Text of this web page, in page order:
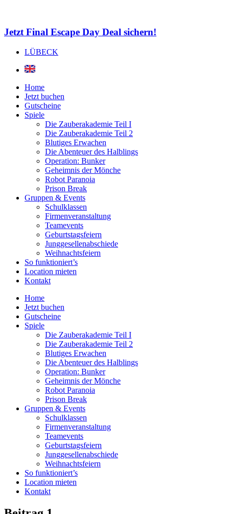
Jetzt Final Escape Day Deal sichern!
LÜBECK
Home
Jetzt buchen
Gutscheine
Spiele
Die Zauberakademie Teil I
Die Zauberakademie Teil 2
Blutiges Erwachen
Die Abenteuer des Halblings
Operation: Bunker
Geheimnis der Mönche
Robot Paranoia
Prison Break
Gruppen & Events
Schulklassen
Firmenveranstaltung
Teamevents
Geburtstagsfeiern
Junggesellenabschiede
Weihnachtsfeiern
So funktioniert’s
Location mieten
Kontakt
Home
Jetzt buchen
Gutscheine
Spiele
Die Zauberakademie Teil I
Die Zauberakademie Teil 2
Blutiges Erwachen
Die Abenteuer des Halblings
Operation: Bunker
Geheimnis der Mönche
Robot Paranoia
Prison Break
Gruppen & Events
Schulklassen
Firmenveranstaltung
Teamevents
Geburtstagsfeiern
Junggesellenabschiede
Weihnachtsfeiern
So funktioniert’s
Location mieten
Kontakt